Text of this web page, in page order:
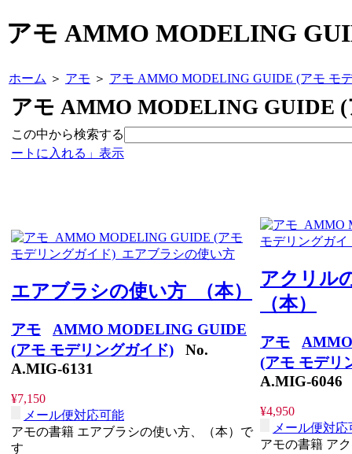
アモ AMMO MODELING
ホーム ＞ アモ ＞ アモ AMMO MODELING GUIDE (アモ モ
アモ AMMO MODELING GUIDE
この中から検索する
ートに入れる」表示
エアブラシの使い方 （本）
アモ
AMMO MODELING GUIDE
(アモ モデリングガイド) No.
A.MIG-6131
¥7,150
メール便対応可能
アモの書籍 エアブラシの使い方、（本）で
す
アクリル
（本）
アモ
(アモ モデリ
A.MIG-6046
¥4,950
メール便対応
アモの書籍 ア